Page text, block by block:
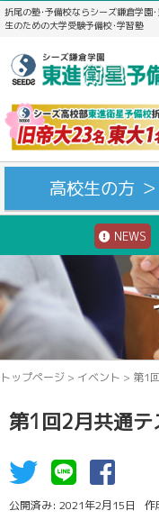
折尾の塾･予備校ならシーズ鎌倉学園
生のための大学受験予備校･学習塾
高校生の方 ＞
NEWS
トップページ > イベント > 第1
第1回2月共通
公開済み: 2021年2月15日 作